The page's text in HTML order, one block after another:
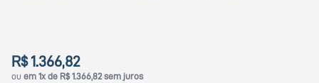
R$ 1.366,82
ou em 1x de R$ 1.366,82 sem juros